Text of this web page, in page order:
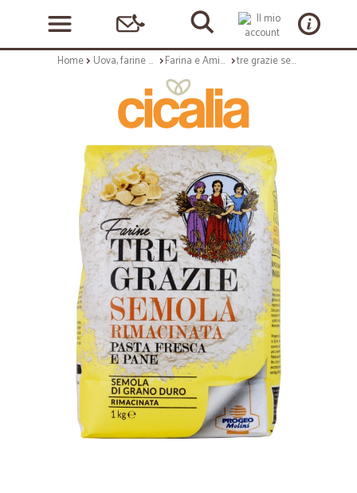
Home Uova, farine e preparati Farina e Amido tre grazie semola rimacinata kg.1